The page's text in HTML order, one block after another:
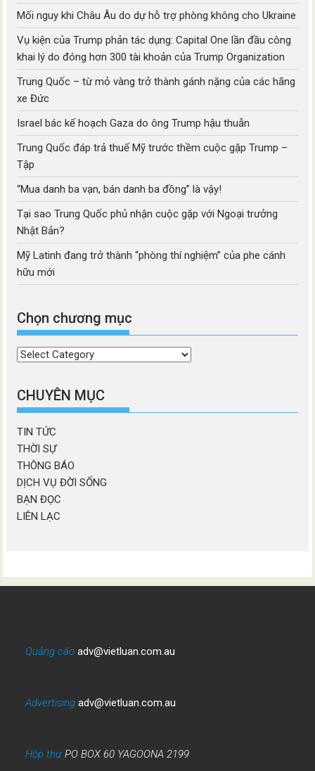
Mối nguy khi Châu Âu do dự hỗ trợ phòng không cho Ukraine
Vụ kiện của Trump phản tác dụng: Capital One lần đầu công
khai lý do đóng hơn 300 tài khoản của Trump Organization
Trung Quốc – từ mỏ vàng trở thành gánh nặng của các hãng
xe Đức
Israel bác kế hoạch Gaza do ông Trump hậu thuẫn
Trung Quốc đáp trả thuế Mỹ trước thềm cuộc gặp Trump –
Tập
“Mua danh ba vạn, bán danh ba đồng” là vậy!
Tại sao Trung Quốc phủ nhận cuộc gặp với Ngoại trưởng
Nhật Bản?
Mỹ Latinh đang trở thành “phòng thí nghiệm” của phe cánh
hữu mới
Chọn chương mục
Chọn
mục
CHUYÊN MỤC
TIN TỨC
THỜI SỰ
THÔNG BÁO
DỊCH VỤ ĐỜI SỐNG
BẠN ĐỌC
LIÊN LẠC
Quảng cáo adv@vietluan.com.au
Advertising adv@vietluan.com.au
Hộp thưPO BOX 60 YAGOONA 2199